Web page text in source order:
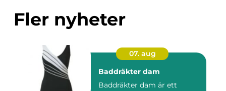
Fler nyheter
07. aug
Baddräkter dam
Baddräkter dam är ett